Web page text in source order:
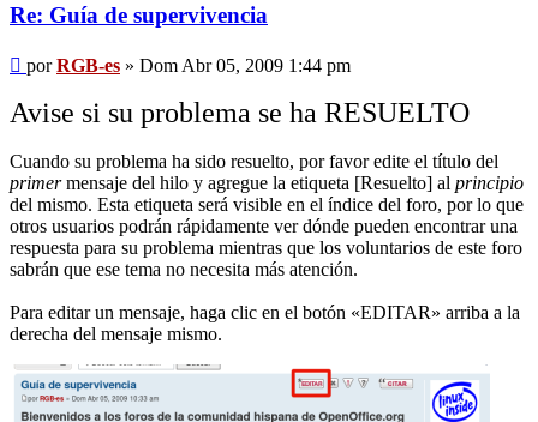
Re: Guía de supervivencia
Mensaje
porRGB-es » Dom Abr 05, 2009 1:44 pm
Avise si su problema se ha RESUELTO
Cuando su problema ha sido resuelto, por favor edite el título del
primermensaje del hilo y agregue la etiqueta [Resuelto] al principio
del mismo. Esta etiqueta será visible en el índice del foro, por lo que
otros usuarios podrán rápidamente ver dónde pueden encontrar una
respuesta para su problema mientras que los voluntarios de este foro
sabrán que ese tema no necesita más atención.
Para editar un mensaje, haga clic en el botón «EDITAR» arriba a la
derecha del mensaje mismo.